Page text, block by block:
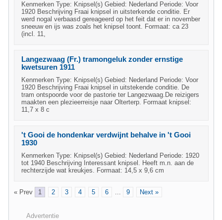
Kenmerken Type: Knipsel(s) Gebied: Nederland Periode: Voor
1920 Beschrijving Fraai knipsel in uitsterkende conditie. Er
werd nogal verbaasd gereageerd op het feit dat er in november
sneeuw en ijs was zoals het knipsel toont. Formaat: ca 23
(incl. 11,
Langezwaag (Fr.) tramongeluk zonder ernstige
kwetsuren 1911
Kenmerken Type: Knipsel(s) Gebied: Nederland Periode: Voor
1920 Beschrijving Fraai knipsel in uitstekende conditie. De
tram ontspoorde voor de pastorie ter Langezwaag.De reizigers
maakten een plezieerreisje naar Olterterp. Formaat knipsel:
11,7 x 8 c
't Gooi de hondenkar verdwijnt behalve in 't Gooi
1930
Kenmerken Type: Knipsel(s) Gebied: Nederland Periode: 1920
tot 1940 Beschrijving Interessant knipsel. Heeft m.n. aan de
rechterzijde wat kreukjes. Formaat: 14,5 x 9,6 cm
« Prev 1 2 3 4 5 6 ... 9 Next »
Advertentie